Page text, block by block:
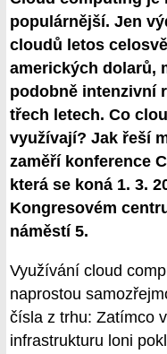
populárnější. Jen
cloudů letos
amerických dolarů,
podobně intenzivní
třech letech. Co
využívají? Jak řeší
zaměří konference
která se koná 1. 3.
Kongresovém
náměstí 5.
Využívání cloud
naprostou
čísla z trhu: Zatímco
infrastrukturu loni